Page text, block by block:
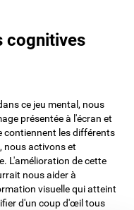
cognitives
ce jeu mental, nous
présentée à l'écran et
contiennent les différents
nous activons et
L'amélioration de cette
nous aider à
visuelle qui atteint
d'un coup d'œil tous